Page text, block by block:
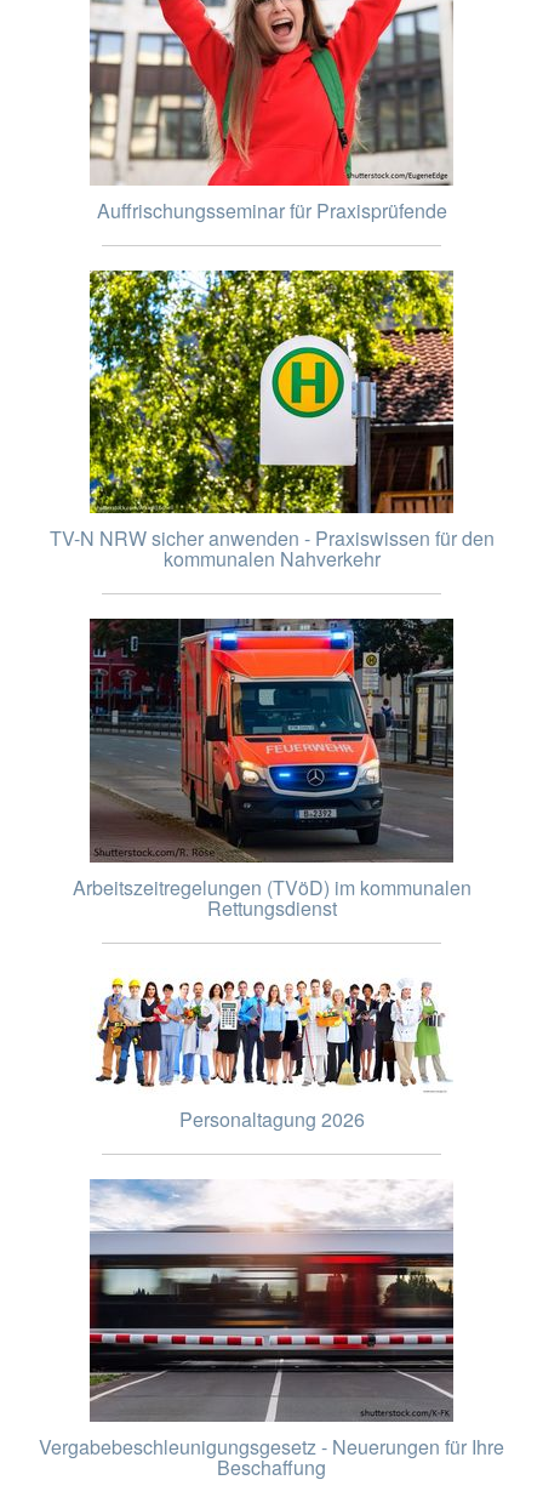
Auffrischungsseminar für Praxisprüfende
TV-N NRW sicher anwenden - Praxiswissen für den
kommunalen Nahverkehr
Arbeitszeitregelungen (TVöD) im kommunalen
Rettungsdienst
Personaltagung 2026
Vergabebeschleunigungsgesetz - Neuerungen für Ihre
Beschaffung